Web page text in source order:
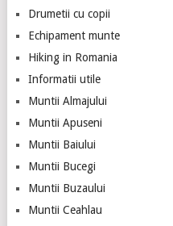
Drumetii cu copii
Echipament munte
Hiking in Romania
Informatii utile
Muntii Almajului
Muntii Apuseni
Muntii Baiului
Muntii Bucegi
Muntii Buzaului
Muntii Ceahlau